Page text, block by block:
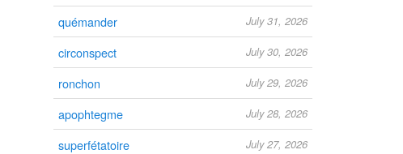
quémander July 31, 2026
circonspect July 30, 2026
ronchon July 29, 2026
apophtegme July 28, 2026
superfétatoire July 27, 2026